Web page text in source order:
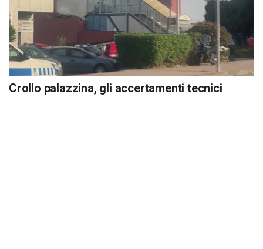
Crollo palazzina, gli accertamenti tecnici